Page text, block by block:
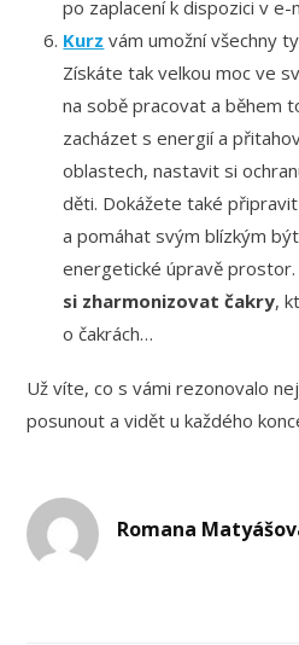
po zaplacení k dispozici v e-
Kurz vám umožní všechny
Získáte tak velkou moc ve
na sobě pracovat a během
zacházet s energií a
oblastech, nastavit si
děti. Dokážete také
a pomáhat svým blízkým
energetické úpravě
si zharmonizovat čakry,
o čakrách…
Už víte, co s vámi rezonovalo
posunout a vidět u každého
Romana